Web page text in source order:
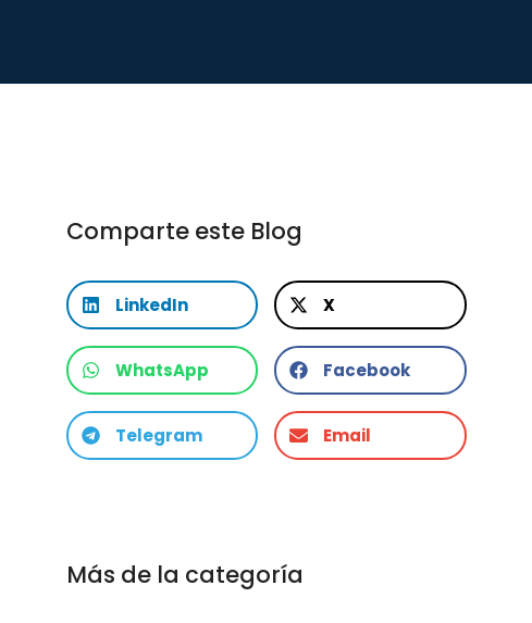
Comparte este Blog
LinkedIn X
WhatsApp Facebook
Telegram Email
Más de la categoría